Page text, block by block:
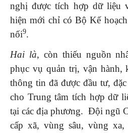
nghị được tích hợp dữ liệu
hiện mới chỉ có Bộ Kế
nối9.
Hai là, còn thiếu nguồn
phục vụ quản trị, vận hành,
thông tin đã được đầu tư,
cho Trung tâm tích hợp dữ
tại các địa phương. Đội ngũ
cấp xã, vùng sâu, vùng